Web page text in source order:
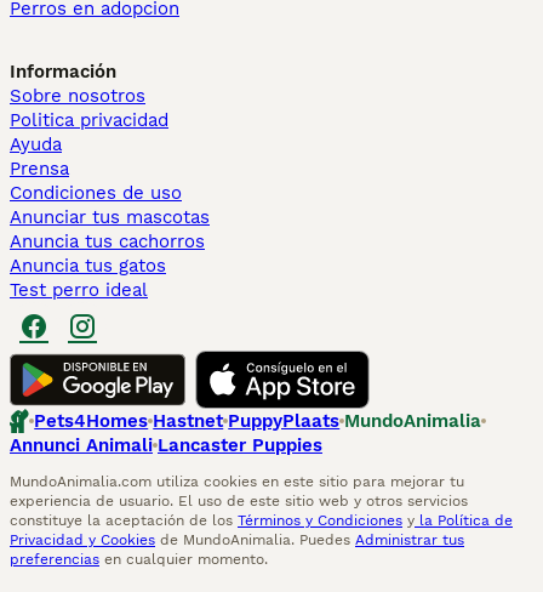
Perros en adopcion
Información
Sobre nosotros
Politica privacidad
Ayuda
Prensa
Condiciones de uso
Anunciar tus mascotas
Anuncia tus cachorros
Anuncia tus gatos
Test perro ideal
Pets4Homes Hastnet PuppyPlaats MundoAnimalia
Annunci Animali Lancaster Puppies
MundoAnimalia.com utiliza cookies en este sitio para mejorar tu
experiencia de usuario. El uso de este sitio web y otros servicios
constituye la aceptación de los Términos y Condiciones y la Política de
Privacidad y Cookies de MundoAnimalia. Puedes Administrar tus
preferencias en cualquier momento.